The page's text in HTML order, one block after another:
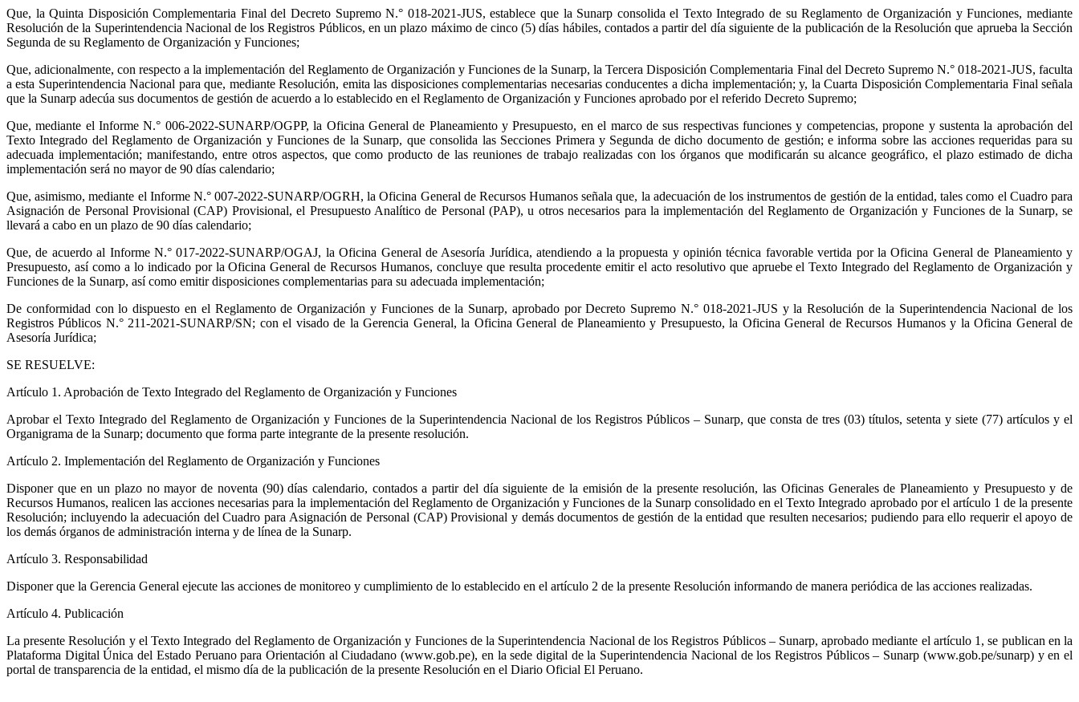
Que, la Quinta Disposición Complementaria Final del Decreto Supremo N.° 018-2021-JUS, establece que la Sunarp consolida el Texto Integrado de su Reglamento de Organización y Funciones, mediante
Resolución de la Superintendencia Nacional de los Registros Públicos, en un plazo máximo de cinco (5) días hábiles, contados a partir del día siguiente de la publicación de la Resolución que aprueba la Sección
Segunda de su Reglamento de Organización y Funciones;
Que, adicionalmente, con respecto a la implementación del Reglamento de Organización y Funciones de la Sunarp, la Tercera Disposición Complementaria Final del Decreto Supremo N.° 018-2021-JUS, faculta
a esta Superintendencia Nacional para que, mediante Resolución, emita las disposiciones complementarias necesarias conducentes a dicha implementación; y, la Cuarta Disposición Complementaria Final señala
que la Sunarp adecúa sus documentos de gestión de acuerdo a lo establecido en el Reglamento de Organización y Funciones aprobado por el referido Decreto Supremo;
Que, mediante el Informe N.° 006-2022-SUNARP/OGPP, la Oficina General de Planeamiento y Presupuesto, en el marco de sus respectivas funciones y competencias, propone y sustenta la aprobación del
Texto Integrado del Reglamento de Organización y Funciones de la Sunarp, que consolida las Secciones Primera y Segunda de dicho documento de gestión; e informa sobre las acciones requeridas para su
adecuada implementación; manifestando, entre otros aspectos, que como producto de las reuniones de trabajo realizadas con los órganos que modificarán su alcance geográfico, el plazo estimado de dicha
implementación será no mayor de 90 días calendario;
Que, asimismo, mediante el Informe N.° 007-2022-SUNARP/OGRH, la Oficina General de Recursos Humanos señala que, la adecuación de los instrumentos de gestión de la entidad, tales como el Cuadro para
Asignación de Personal Provisional (CAP) Provisional, el Presupuesto Analítico de Personal (PAP), u otros necesarios para la implementación del Reglamento de Organización y Funciones de la Sunarp, se
llevará a cabo en un plazo de 90 días calendario;
Que, de acuerdo al Informe N.° 017-2022-SUNARP/OGAJ, la Oficina General de Asesoría Jurídica, atendiendo a la propuesta y opinión técnica favorable vertida por la Oficina General de Planeamiento y
Presupuesto, así como a lo indicado por la Oficina General de Recursos Humanos, concluye que resulta procedente emitir el acto resolutivo que apruebe el Texto Integrado del Reglamento de Organización y
Funciones de la Sunarp, así como emitir disposiciones complementarias para su adecuada implementación;
De conformidad con lo dispuesto en el Reglamento de Organización y Funciones de la Sunarp, aprobado por Decreto Supremo N.° 018-2021-JUS y la Resolución de la Superintendencia Nacional de los
Registros Públicos N.° 211-2021-SUNARP/SN; con el visado de la Gerencia General, la Oficina General de Planeamiento y Presupuesto, la Oficina General de Recursos Humanos y la Oficina General de
Asesoría Jurídica;
SE RESUELVE:
Artículo 1. Aprobación de Texto Integrado del Reglamento de Organización y Funciones
Aprobar el Texto Integrado del Reglamento de Organización y Funciones de la Superintendencia Nacional de los Registros Públicos – Sunarp, que consta de tres (03) títulos, setenta y siete (77) artículos y el
Organigrama de la Sunarp; documento que forma parte integrante de la presente resolución.
Artículo 2. Implementación del Reglamento de Organización y Funciones
Disponer que en un plazo no mayor de noventa (90) días calendario, contados a partir del día siguiente de la emisión de la presente resolución, las Oficinas Generales de Planeamiento y Presupuesto y de
Recursos Humanos, realicen las acciones necesarias para la implementación del Reglamento de Organización y Funciones de la Sunarp consolidado en el Texto Integrado aprobado por el artículo 1 de la presente
Resolución; incluyendo la adecuación del Cuadro para Asignación de Personal (CAP) Provisional y demás documentos de gestión de la entidad que resulten necesarios; pudiendo para ello requerir el apoyo de
los demás órganos de administración interna y de línea de la Sunarp.
Artículo 3. Responsabilidad
Disponer que la Gerencia General ejecute las acciones de monitoreo y cumplimiento de lo establecido en el artículo 2 de la presente Resolución informando de manera periódica de las acciones realizadas.
Artículo 4. Publicación
La presente Resolución y el Texto Integrado del Reglamento de Organización y Funciones de la Superintendencia Nacional de los Registros Públicos – Sunarp, aprobado mediante el artículo 1, se publican en la
Plataforma Digital Única del Estado Peruano para Orientación al Ciudadano (www.gob.pe), en la sede digital de la Superintendencia Nacional de los Registros Públicos – Sunarp (www.gob.pe/sunarp) y en el
portal de transparencia de la entidad, el mismo día de la publicación de la presente Resolución en el Diario Oficial El Peruano.